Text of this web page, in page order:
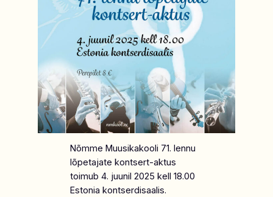
Nõmme Muusikakooli 71. lennu
lõpetajate kontsert-aktus
toimub 4. juunil 2025 kell 18.00
Estonia kontserdisaalis.